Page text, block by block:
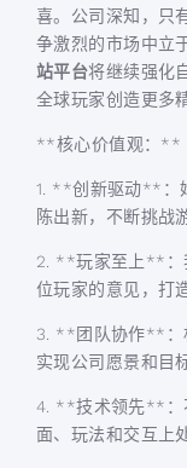
喜。公司深知，只
争激烈的市场中立
站平台将继续强化
全球玩家创造更多
**核心价值观：**
1. **创新驱动**：
陈出新，不断挑战
2. **玩家至上**：
位玩家的意见，打
3. **团队协作**：
实现公司愿景和目
4. **技术领先**：
面、玩法和交互上